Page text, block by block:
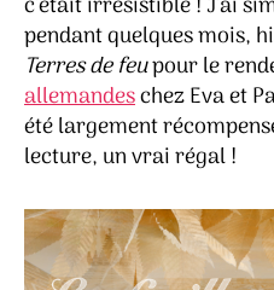
c’était irrésistible ! J’ai
pendant quelques mois,
Terres de feupour le
allemandeschez Eva et
été largement
lecture, un vrai régal !